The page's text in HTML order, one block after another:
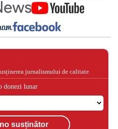
jurnalismului de calitate
donezi lunar
susținător